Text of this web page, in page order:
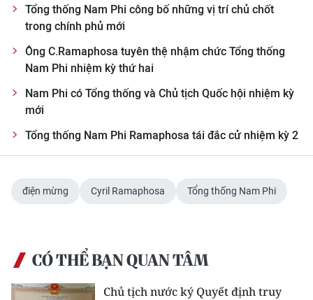
RADIO
MEDIA CENTER
E-Magazine
Video
Media Chính trị
Media Kinh tế
Media Xã hội
Media Pháp luật
Tổng thống Nam Phi công bố những vị trí chủ chốt
trong chính phủ mới
Ông C.Ramaphosa tuyên thệ nhậm chức Tổng thống
Nam Phi nhiệm kỳ thứ hai
Nam Phi có Tổng thống và Chủ tịch Quốc hội nhiệm kỳ
mới
Tổng thống Nam Phi Ramaphosa tái đắc cử nhiệm kỳ 2
điện mừng Cyril Ramaphosa Tổng thống Nam Phi
CÓ THỂ BẠN QUAN TÂM
Chủ tịch nước ký Quyết định truy